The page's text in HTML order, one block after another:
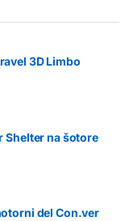
3D Limbo
Shelter na šotore
del Con.ver